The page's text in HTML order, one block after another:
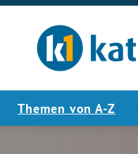
Themen von A-Z